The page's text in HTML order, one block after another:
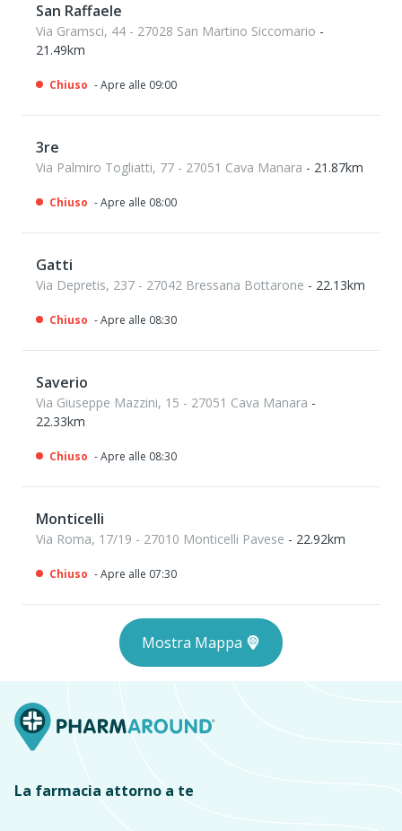
San Raffaele
Via Gramsci, 44 - 27028 San Martino Siccomario -
21.49km
Chiuso - Apre alle 09:00
3re
Via Palmiro Togliatti, 77 - 27051 Cava Manara - 21.87km
Chiuso - Apre alle 08:00
Gatti
Via Depretis, 237 - 27042 Bressana Bottarone - 22.13km
Chiuso - Apre alle 08:30
Saverio
Via Giuseppe Mazzini, 15 - 27051 Cava Manara -
22.33km
Chiuso - Apre alle 08:30
Monticelli
Via Roma, 17/19 - 27010 Monticelli Pavese - 22.92km
Chiuso - Apre alle 07:30
Mostra Mappa
La farmacia attorno a te